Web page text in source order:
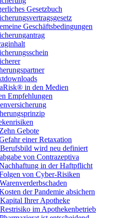
Gesetzbuch
Geschäftsbedingungen
in den Medien
Empfehlungen
Gebote
einer Retaxation
wird neu definiert
von Contrazeptiva
in der Haftpflicht
von Cyber-Risiken
der Pandemie absichern
Ihrer Apotheke
im Apothekenbetrieb